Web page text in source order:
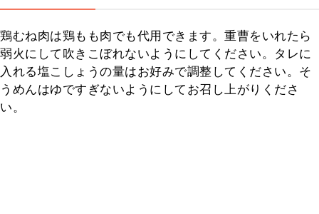
鶏むね肉は鶏もも肉でも代用できます。重曹をいれたら
弱火にして吹きこぼれないようにしてください。タレに
入れる塩こしょうの量はお好みで調整してください。そ
うめんはゆですぎないようにしてお召し上がりくださ
い。